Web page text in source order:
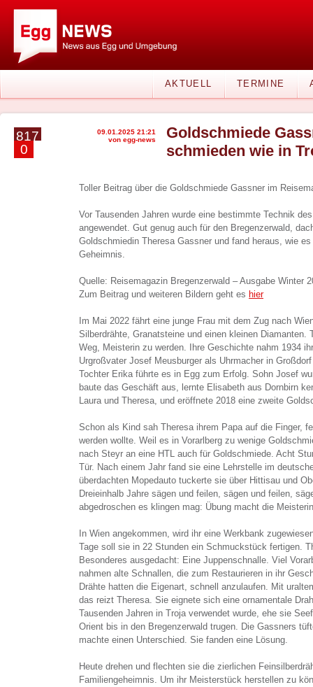
AKTUELL TERMINE
817
0
09.01.2025 21:21
von egg-news
Goldschmiede
schmieden wie in
Toller Beitrag über die Goldschmiede Gassner im
Vor Tausenden Jahren wurde eine bestimmte Technik
angewendet. Gut genug auch für den Bregenzerwald,
Goldschmiedin Theresa Gassner und fand heraus, wie
Geheimnis.
Quelle: Reisemagazin Bregenzerwald – Ausgabe Winter
Zum Beitrag und weiteren Bildern geht es hier
Im Mai 2022 fährt eine junge Frau mit dem Zug nach
Silberdrähte, Granatsteine und einen kleinen Diamanten.
Weg, Meisterin zu werden. Ihre Geschichte nahm 1934
Urgroßvater Josef Meusburger als Uhrmacher in
Tochter Erika führte es in Egg zum Erfolg. Sohn Josef
baute das Geschäft aus, lernte Elisabeth aus Dornbirn
Laura und Theresa, und eröffnete 2018 eine zweite
Schon als Kind sah Theresa ihrem Papa auf die Finger,
werden wollte. Weil es in Vorarlberg zu wenige
nach Steyr an eine HTL auch für Goldschmiede. Acht
Tür. Nach einem Jahr fand sie eine Lehrstelle im
überdachten Mopedauto tuckerte sie über Hittisau und
Dreieinhalb Jahre sägen und feilen, sägen und feilen,
abgedroschen es klingen mag: Übung macht die
In Wien angekommen, wird ihr eine Werkbank
Tage soll sie in 22 Stunden ein Schmuckstück fertigen.
Besonderes ausgedacht: Eine Juppenschnalle. Viel
nahmen alte Schnallen, die zum Restaurieren in ihr
Drähte hatten die Eigenart, schnell anzulaufen. Mit
das reizt Theresa. Sie eignete sich eine ornamentale
Tausenden Jahren in Troja verwendet wurde, ehe sie
Orient bis in den Bregenzerwald trugen. Die Gassners
machte einen Unterschied. Sie fanden eine Lösung.
Heute drehen und flechten sie die zierlichen
Familiengeheimnis. Um ihr Meisterstück herstellen zu